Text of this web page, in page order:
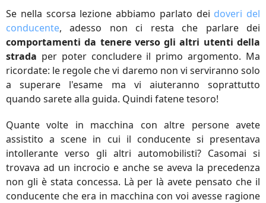
Se nella scorsa lezione abbiamo parlato dei doveri del
conducente, adesso non ci resta che parlare dei
comportamenti da tenere verso gli altri utenti della
strada per poter concludere il primo argomento. Ma
ricordate: le regole che vi daremo non vi serviranno solo
a superare l'esame ma vi aiuteranno soprattutto
quando sarete alla guida. Quindi fatene tesoro!
Quante volte in macchina con altre persone avete
assistito a scene in cui il conducente si presentava
intollerante verso gli altri automobilisti? Casomai si
trovava ad un incrocio e anche se aveva la precedenza
non gli è stata concessa. Là per là avete pensato che il
conducente che era in macchina con voi avesse ragione